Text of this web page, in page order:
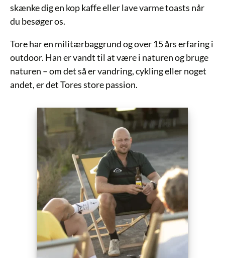
skænke dig en kop kaffe eller lave varme toasts når
du besøger os.
Tore har en militærbaggrund og over 15 års erfaring i
outdoor. Han er vandt til at være i naturen og bruge
naturen – om det så er vandring, cykling eller noget
andet, er det Tores store passion.